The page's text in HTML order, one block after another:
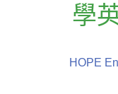
學
HOPE